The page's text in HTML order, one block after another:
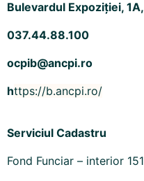
Bulevardul Expoziţiei, 1A,
037.44.88.100
ocpib@ancpi.ro
https://b.ancpi.ro/
Serviciul Cadastru
Fond Funciar – interior 151